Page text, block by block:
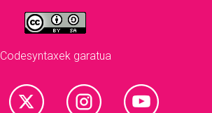
Codesyntaxek garatua